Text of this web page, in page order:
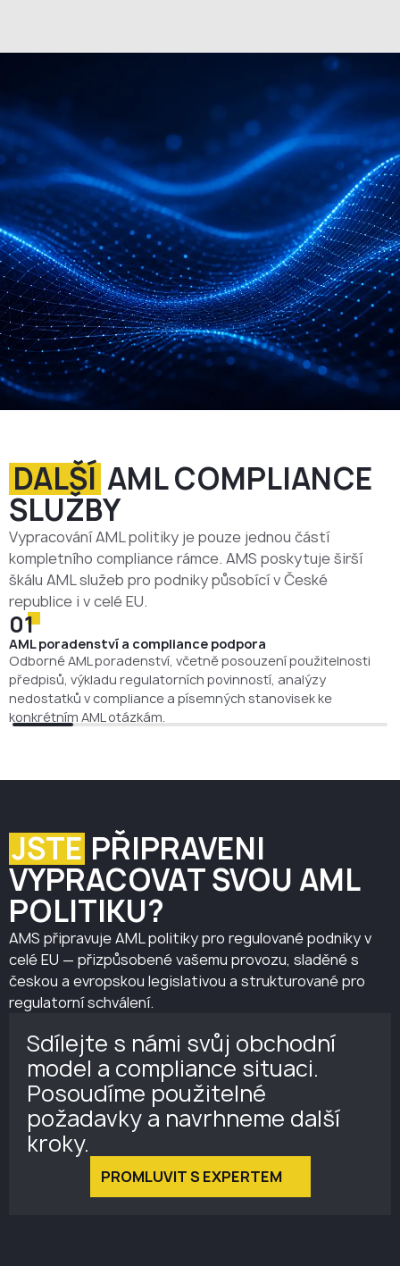
DALŠÍ AML COMPLIANCE
SLUŽBY
Vypracování AML politiky je pouze jednou částí
kompletního compliance rámce. AMS poskytuje širší
škálu AML služeb pro podniky působící v České
republice i v celé EU.
01
AML poradenství a compliance podpora
Odborné AML poradenství, včetně posouzení použitelnosti
předpisů, výkladu regulatorních povinností, analýzy
nedostatků v compliance a písemných stanovisek ke
konkrétním AML otázkám.
JSTE PŘIPRAVENI
VYPRACOVAT SVOU AML
POLITIKU?
AMS připravuje AML politiky pro regulované podniky v
celé EU — přizpůsobené vašemu provozu, sladěné s
českou a evropskou legislativou a strukturované pro
regulatorní schválení.
Sdílejte s námi svůj obchodní
model a compliance situaci.
Posoudíme použitelné
požadavky a navrhneme další
kroky.
PROMLUVIT S EXPERTEM